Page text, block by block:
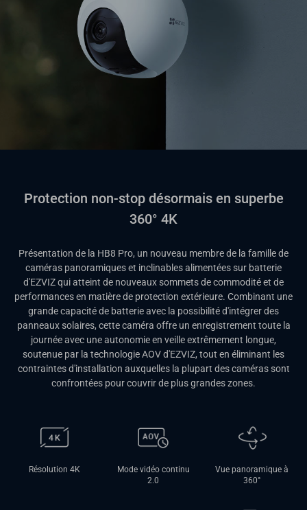
Protection non-stop désormais en superbe
360° 4K
Présentation de la HB8 Pro, un nouveau membre de la famille de
caméras panoramiques et inclinables alimentées sur batterie
d'EZVIZ qui atteint de nouveaux sommets de commodité et de
performances en matière de protection extérieure. Combinant une
grande capacité de batterie avec la possibilité d'intégrer des
panneaux solaires, cette caméra offre un enregistrement toute la
journée avec une autonomie en veille extrêmement longue,
soutenue par la technologie AOV d'EZVIZ, tout en éliminant les
contraintes d'installation auxquelles la plupart des caméras sont
confrontées pour couvrir de plus grandes zones.
Résolution 4K
Mode vidéo continu
2.0
Vue panoramique à
360°